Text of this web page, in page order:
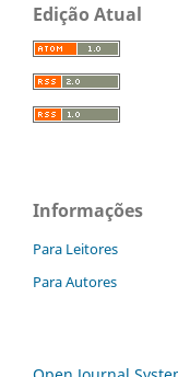
Edição Atual
Informações
Para Leitores
Para Autores